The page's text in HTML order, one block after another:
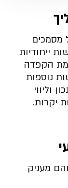
מסמכים
ייחודיות
הקפדה
נוספות
וליווי
יקרות.
מעניק